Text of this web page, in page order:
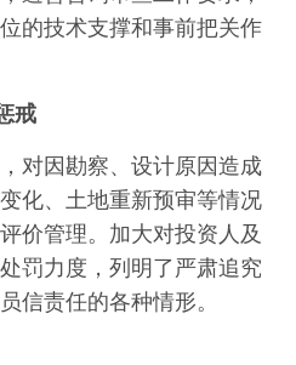
的技术支撑和事前把关作
戒
对因勘察、设计原因造成
化、土地重新预审等情况
价管理。加大对投资人及
罚力度，列明了严肃追究
信责任的各种情形。